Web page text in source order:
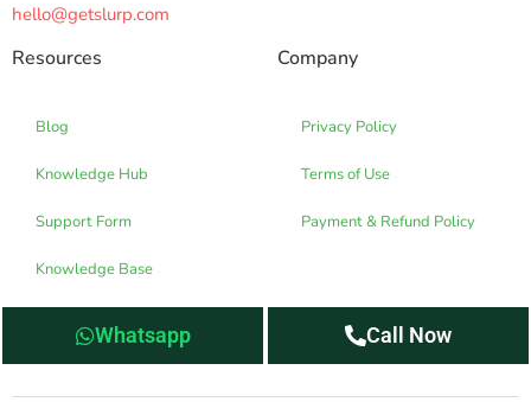
hello@getslurp.com
Resources
Blog
Knowledge Hub
Support Form
Knowledge Base
Company
Privacy Policy
Terms of Use
Payment & Refund Policy
Whatsapp Call Now